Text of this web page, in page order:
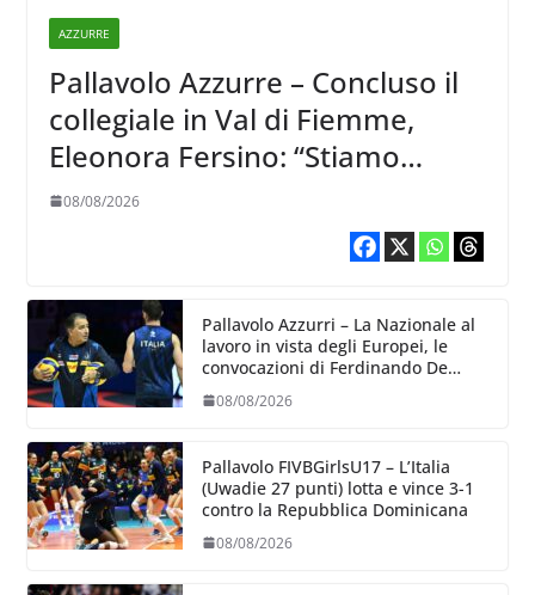
AZZURRE
Pallavolo Azzurre – Concluso il
collegiale in Val di Fiemme,
Eleonora Fersino: “Stiamo
lavorando su quei piccoli
dettagli dove poter migliorare”.
08/08/2026
Pallavolo Azzurri – La Nazionale al
lavoro in vista degli Europei, le
convocazioni di Ferdinando De
Giorgi
08/08/2026
Pallavolo FIVBGirlsU17 – L’Italia
(Uwadie 27 punti) lotta e vince 3-1
contro la Repubblica Dominicana
08/08/2026